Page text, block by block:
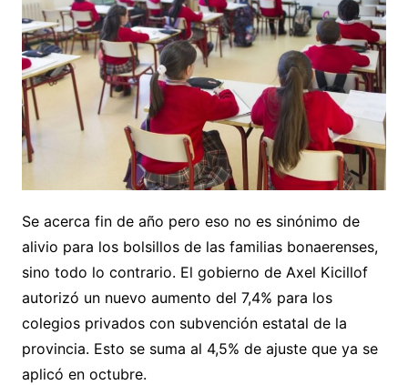
Se acerca fin de año pero eso no es sinónimo de
alivio para los bolsillos de las familias bonaerenses,
sino todo lo contrario. El gobierno de Axel Kicillof
autorizó un nuevo aumento del 7,4% para los
colegios privados con subvención estatal de la
provincia. Esto se suma al 4,5% de ajuste que ya se
aplicó en octubre.